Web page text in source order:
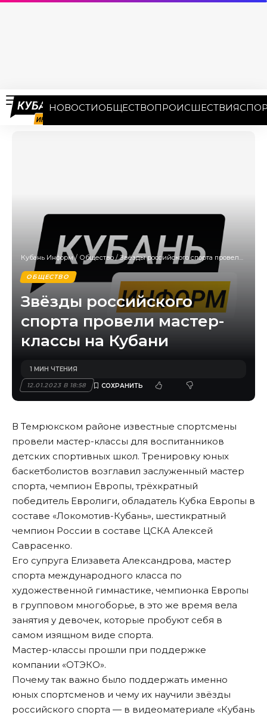
НОВОСТИОБЩЕСТВОПРОИСШЕСТВИЯ
Кубань Информ/ Общество/Звёзды российского спорта провели мастер-классы на Кубани
ОБЩЕСТВО
Звёзды российского
спорта провели мастер-
классы на Кубани
12.01.2023 В 18:58
1 МИН ЧТЕНИЯ
В Темрюкском районе известные спортсмены
провели мастер-классы для воспитанников
детских спортивных школ. Тренировку юных
баскетболистов возглавил заслуженный мастер
спорта, чемпион Европы, трёхкратный
победитель Евролиги, обладатель Кубка Европы в
составе «Локомотив-Кубань», шестикратный
чемпион России в составе ЦСКА Алексей
Саврасенко.
Его супруга Елизавета Александрова, мастер
спорта международного класса по
художественной гимнастике, чемпионка Европы
в групповом многоборье, в это же время вела
занятия у девочек, которые пробуют себя в
самом изящном виде спорта.
Мастер-классы прошли при поддержке
компании «ОТЭКО».
Почему так важно было поддержать именно
юных спортсменов и чему их научили звёзды
российского спорта — в видеоматериале «Кубань